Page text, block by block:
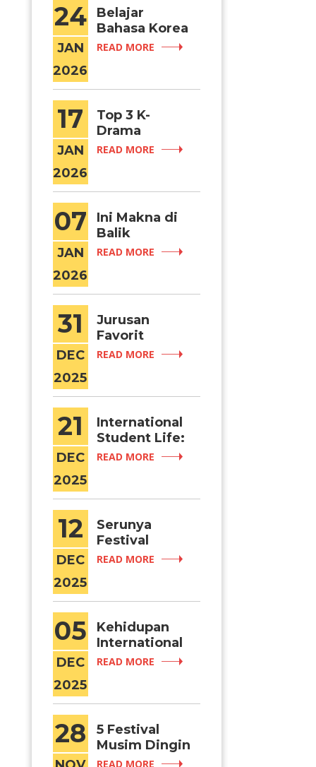
24
JAN
2026
Belajar
Bahasa Korea
di Indonesia
Lebih Efektif?
READ MORE
17
JAN
2026
Top 3 K-
Drama
dengan
Yonsei
University
READ MORE
07
JAN
2026
Ini Makna di
Balik
Hidangan
READ MORE
31
DEC
2025
Jurusan
Favorit
Mahasiswa
READ MORE
21
DEC
2025
International
Student Life:
Serunya
Getaways di
READ MORE
12
DEC
2025
Serunya
Festival
Kampus di
READ MORE
05
DEC
2025
Kehidupan
International
Student:
Korea
READ MORE
28
5 Festival
Musim Dingin
di Korea yang
READ MORE